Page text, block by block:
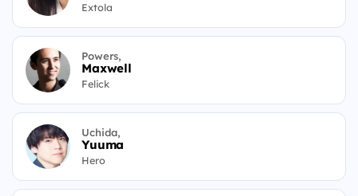
Extola
Powers,
Maxwell
Felick
Uchida,
Yuuma
Hero